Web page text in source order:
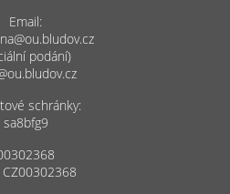
Email:
podání)
schránky:
sa8bfg9
CZ00302368